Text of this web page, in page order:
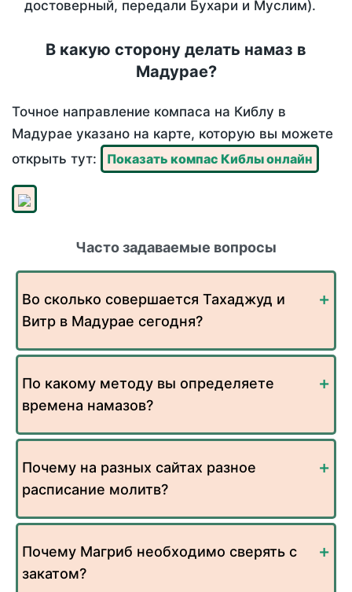
достоверный, передали Бухари и Муслим).
В какую сторону делать намаз в
Мадурае?
Точное направление компаса на Киблу в
Мадурае указано на карте, которую вы можете
открыть тут:
Показать компас Киблы онлайн
Часто задаваемые вопросы
Во сколько совершается Тахаджуд и
Витр в Мадурае сегодня?
По какому методу вы определяете
времена намазов?
Почему на разных сайтах разное
расписание молитв?
Почему Магриб необходимо сверять с
закатом?